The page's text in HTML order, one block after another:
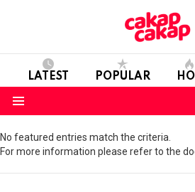
LATEST POPULAR
No featured entries match the criteria.
For more information please refer to the